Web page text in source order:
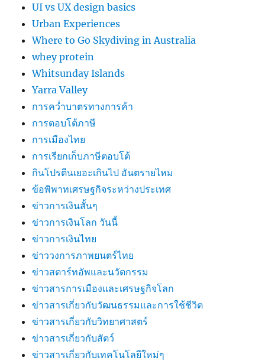
UI vs UX design basics
Urban Experiences
Where to Go Skydiving in Australia
whey protein
Whitsunday Islands
Yarra Valley
การคว่ำบาตรทางการค้า
การตอบโต้ภาษี
การเมืองไทย
การเรียกเก็บภาษีตอบโต้
กินโปรตีนเยอะเกินไป อันตรายไหม
ข้อพิพาทเศรษฐกิจระหว่างประเทศ
ข่าวการเงินสั้นๆ
ข่าวการเงินโลก วันนี้
ข่าวการเงินไทย
ข่าววงการภาพยนตร์ไทย
ข่าวสตาร์ทอัพและนวัตกรรม
ข่าวสารการเมืองและเศรษฐกิจโลก
ข่าวสารเกี่ยวกับวัฒนธรรมและการใช้ชีวิต
ข่าวสารเกี่ยวกับวิทยาศาสตร์
ข่าวสารเกี่ยวกับสัตว์
ข่าวสารเกี่ยวกับเทคโนโลยีใหม่ๆ